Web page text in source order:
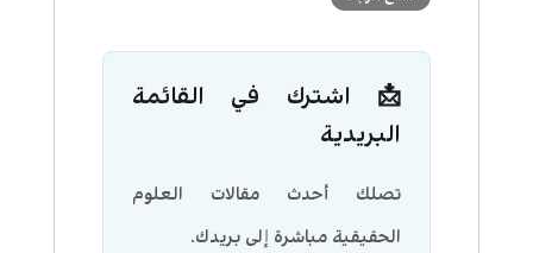
📩 اشترك في القائمة
البريدية
تصلك أحدث مقالات العلوم
الحقيقية مباشرة إلى بريدك.